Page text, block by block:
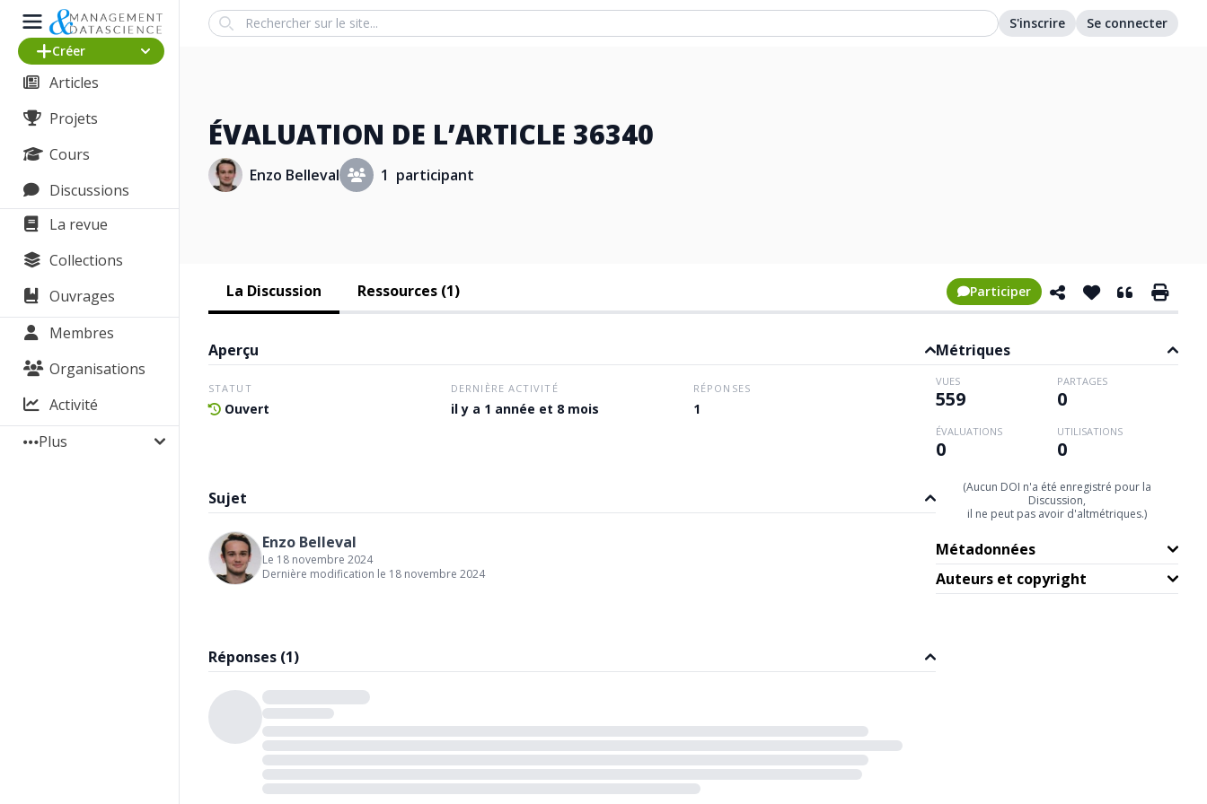
Créer
Articles
Projets
Cours
Discussions
La revue
Collections
Ouvrages
Membres
Organisations
Activité
Plus
Search S'inscrire Se connecter
ÉVALUATION DE L’ARTICLE 36340
Enzo Belleval 1 participant
La Discussion Ressources (1) Participer
Aperçu
STATUT
Ouvert
DERNIÈRE ACTIVITÉ
il y a 1 année et 8 mois
RÉPONSES
1
Sujet
Enzo Belleval
Le 18 novembre 2024
Dernière modification le 18 novembre 2024
Réponses (1)
Métriques
VUES
559
PARTAGES
0
ÉVALUATIONS
0
UTILISATIONS
0
(Aucun DOI n'a été enregistré pour la
Discussion,
il ne peut pas avoir d'altmétriques.)
Métadonnées
Auteurs et copyright